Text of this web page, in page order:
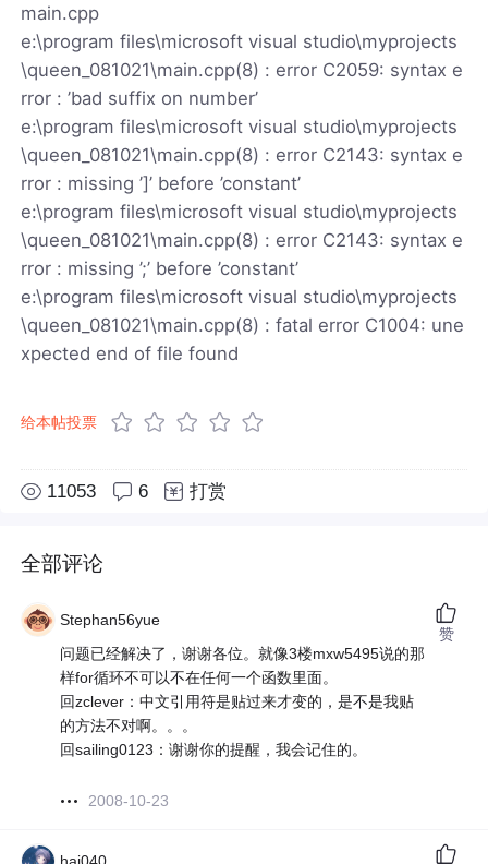
main.cpp
e:\program files\microsoft visual studio\myprojects
\queen_081021\main.cpp(8) : error C2059: syntax e
rror : ’bad suffix on number’
e:\program files\microsoft visual studio\myprojects
\queen_081021\main.cpp(8) : error C2143: syntax e
rror : missing ’]’ before ’constant’
e:\program files\microsoft visual studio\myprojects
\queen_081021\main.cpp(8) : error C2143: syntax e
rror : missing ’;’ before ’constant’
e:\program files\microsoft visual studio\myprojects
\queen_081021\main.cpp(8) : fatal error C1004: une
xpected end of file found
给本帖投票
11053 6 打赏
全部评论
Stephan56yue
问题已经解决了，谢谢各位。就像3楼mxw5495说的那
样for循环不可以不在任何一个函数里面。
回zclever：中文引用符是贴过来才变的，是不是我贴
的方法不对啊。。。
回sailing0123：谢谢你的提醒，我会记住的。
2008-10-23
赞